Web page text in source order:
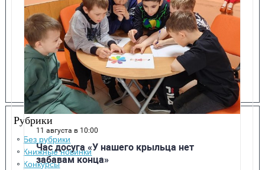
Рубрики
Без рубрики
Книжные новинки
Конкурсы